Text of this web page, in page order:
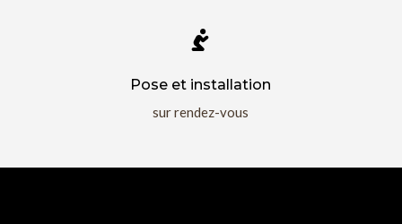

Pose et installation
sur rendez-vous